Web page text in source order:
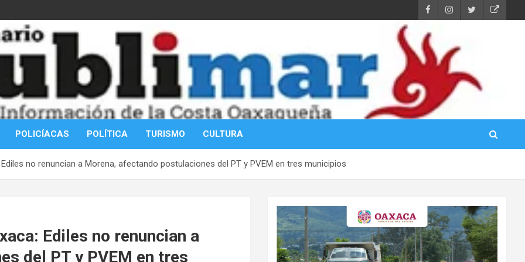
POLICÍACAS POLÍTICA TURISMO CULTURA
no renuncian a Morena, afectando postulaciones del PT y PVEM en tres municipios
Ediles no renuncian a
del PT y PVEM en tres